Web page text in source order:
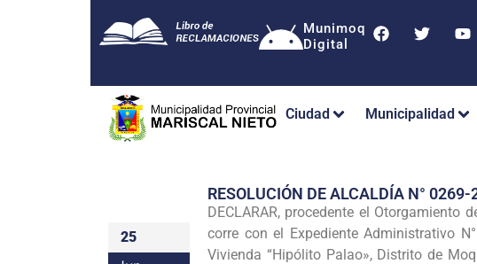
Munimoq
Digital
Ciudad Municipalidad
25
RESOLUCIÓN DE ALCALDÍA N°
DECLARAR, procedente el Otorgamiento
corre con el Expediente Administrativo
Vivienda “Hipólito Palao», Distrito de